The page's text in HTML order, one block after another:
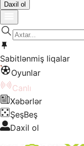
Daxil ol
Sabitlənmiş liqalar
Oyunlar
Canlı
Xəbərlər
ŞeşBeş
Daxil ol